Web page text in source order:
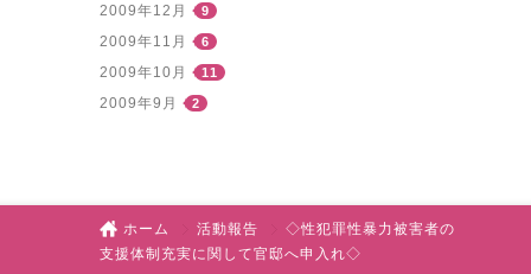
2009年12月 9
2009年11月 6
2009年10月 11
2009年9月 2
ホーム 活動報告
◇性犯罪性暴力被害者の
支援体制充実に関して官邸へ申入れ◇